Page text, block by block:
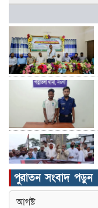
পুরাতন সংবাদ পড়ুন